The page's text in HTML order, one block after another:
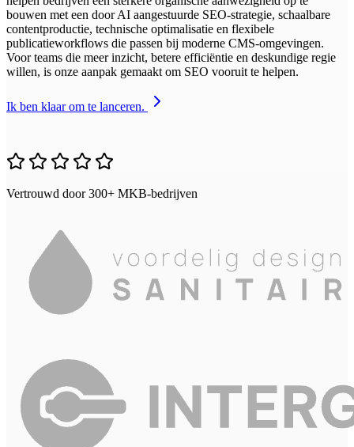
bouwen met een door AI aangestuurde SEO-strategie, schaalbare
contentproductie, technische optimalisatie en flexibele
publicatieworkflows die passen bij moderne CMS-omgevingen.
Voor teams die meer inzicht, betere efficiëntie en deskundige regie
willen, is onze aanpak gemaakt om SEO vooruit te helpen.
Ik ben klaar om te lanceren.
Vertrouwd door 300+ MKB-bedrijven